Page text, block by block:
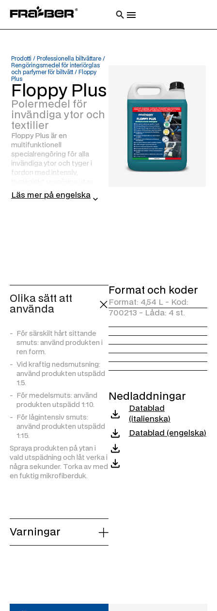
Prodotti / Professionella biltvättare/
Rengöringsmedel för interiörglas
och parfymer för biltvätt/ Floppy
Plus
Floppy Plus
Polermedel för
invändiga ytor och
textilier
Floppy Plus är en
multifunktionell
specialrengöring för alla
invändiga ytor och tyger i
fordon med intensiv,
gloria.
lågskummande formulan
gör den idealisk för
rengöringspistoler eller
torrrengöringssystem.
användas på invändiga ytor
som instrumentpaneler för
en förnyande effekt.
Universalrengöring utan
sköljning: produkten är
också lämplig för rengöring
av fordon, hem och
industrier och olika ytor
som instrumentbrädor,
möbler, dörrar och säten.
Frisk doft: lämnar en
behaglig doft vid varje
Läs mer på engelska
Olika sätt att
använda
För särskilt hårt sittande
smuts: använd produkten i
ren form.
Vid kraftig nedsmutsning:
använd produkten utspädd
1:5.
För medelsmuts: använd
produkten utspädd 1:10.
För lågintensiv smuts:
använd produkten utspädd
1:15.
Spraya produkten på ytan i
vald utspädning och låt verka i
några sekunder. Torka av med
en fuktig mikrofiberduk.
Varningar
Format och koder
Format: 4,54 L - Kod:
700213 - Låda: 4 st.
Nedladdningar
Datablad
(italienska)
Datablad (engelska)